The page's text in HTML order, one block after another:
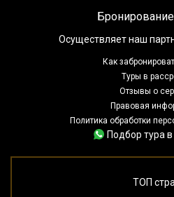
Осуществляет наш
Как
Туры в
Отзывы о
Правовая
Политика обработки
Подбор тура
ТОП